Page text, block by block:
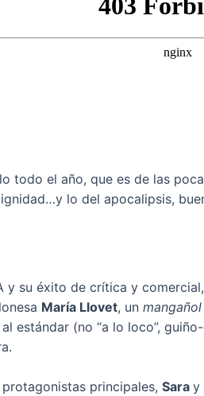
todo el año, que es de las
lo del apocalipsis,
y su éxito de crítica y
María Llovet, un mangañol
estándar (no “a lo loco”,
principales, Sara y